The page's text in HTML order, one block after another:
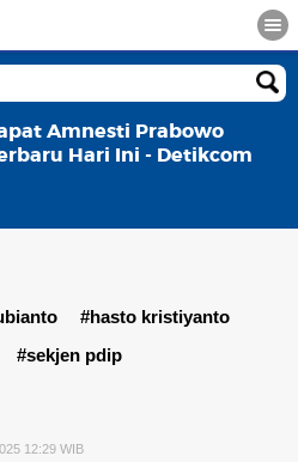
Amnesti Prabowo
Hari Ini - Detikcom
#hasto kristiyanto
#sekjen pdip
12:29 WIB